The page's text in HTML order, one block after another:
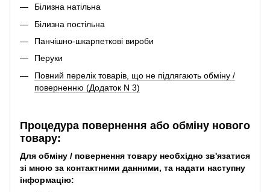
Білизна натільна
Білизна постільна
Панчішно-шкарпеткові вироби
Перуки
Повний перелік товарів, що не підлягають обміну /
поверненню (Додаток N 3)
Процедура повернення або обміну нового
товару:
Для обміну / повернення товару необхідно зв'язатися
зі мною за контактними данними, та надати наступну
інформацію: